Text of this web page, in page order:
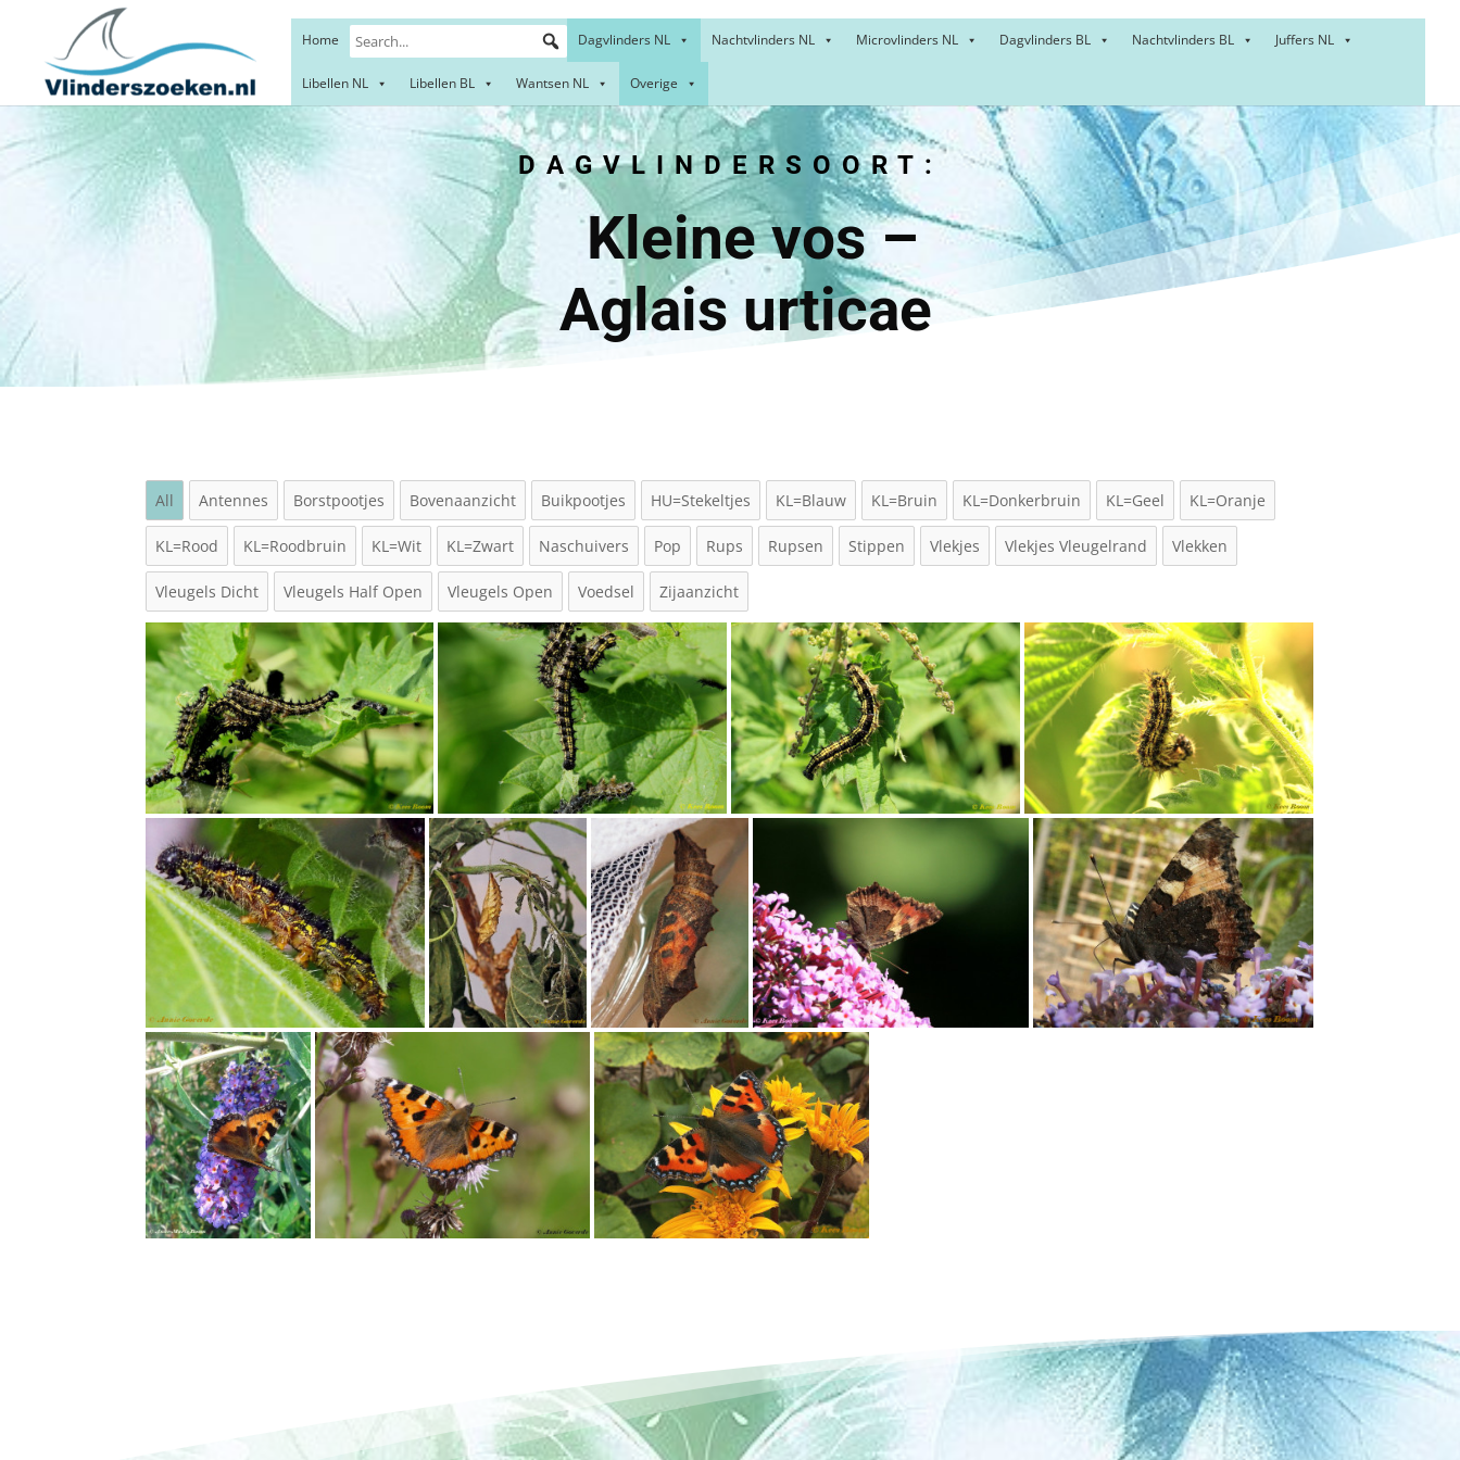
Home Dagvlinders NL Nachtvlinders NL Microvlinders NL Dagvlinders BL Nachtvlinders BL Juffers NL
Libellen NL Libellen BL Wantsen NL Overige
DAGVLINDERSOORT:
Kleine vos –
Aglais urticae
All Antennes Borstpootjes Bovenaanzicht Buikpootjes HU=Stekeltjes KL=Blauw KL=Bruin KL=Donkerbruin KL=Geel KL=Oranje
KL=Rood KL=Roodbruin KL=Wit KL=Zwart Naschuivers Pop Rups Rupsen Stippen Vlekjes Vlekjes Vleugelrand Vlekken
Vleugels Dicht Vleugels Half Open Vleugels Open Voedsel Zijaanzicht